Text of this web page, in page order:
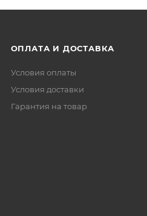
ОПЛАТА И ДОСТАВКА
Условия оплаты
Условия доставки
Гарантия на товар